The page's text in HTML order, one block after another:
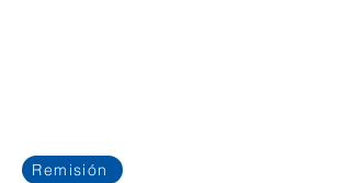
Remisión